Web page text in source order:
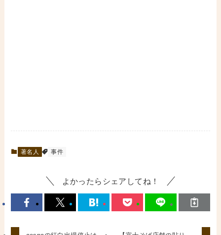
著名人 事件
よかったらシェアしてね！